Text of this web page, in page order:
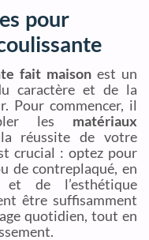
pour
fait maison est un
caractère et de la
Pour commencer, il
les matériaux
réussite de votre
crucial : optez pour
de contreplaqué, en
de l’esthétique
être suffisamment
quotidien, tout en